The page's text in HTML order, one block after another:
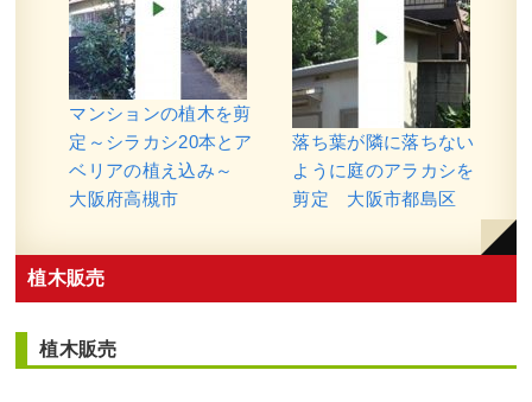
マンションの植木を剪
定～シラカシ20本とア
ベリアの植え込み～
大阪府高槻市
落ち葉が隣に落ちない
ように庭のアラカシを
剪定 大阪市都島区
植木販売
植木販売